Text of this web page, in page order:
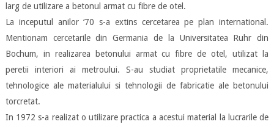
larg de utilizare a betonul armat cu fibre de otel.
La inceputul anilor ‘70 s-a extins cercetarea pe plan international.
Mentionam cercetarile din Germania de la Universitatea Ruhr din
Bochum, in realizarea betonului armat cu fibre de otel, utilizat la
peretii interiori ai metroului. S-au studiat proprietatile mecanice,
tehnologice ale materialului si tehnologii de fabricatie ale betonului
torcretat.
In 1972 s-a realizat o utilizare practica a acestui material la lucrarile de